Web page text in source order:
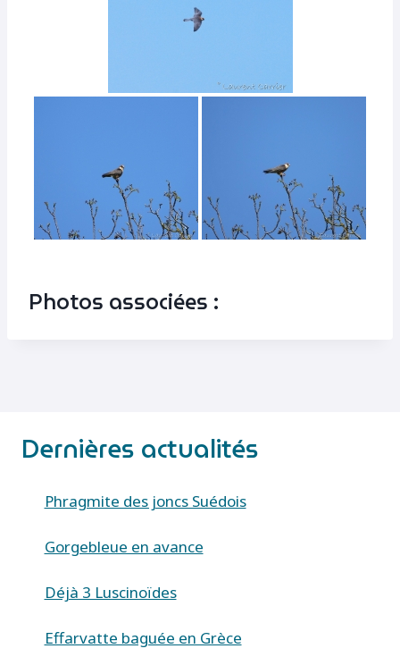
Photos associées :
Dernières actualités
Phragmite des joncs Suédois
Gorgebleue en avance
Déjà 3 Luscinoïdes
Effarvatte baguée en Grèce